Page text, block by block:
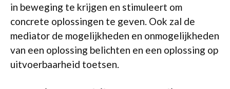
in beweging te krijgen en stimuleert om
concrete oplossingen te geven. Ook zal de
mediator de mogelijkheden en onmogelijkheden
van een oplossing belichten en een oplossing op
uitvoerbaarheid toetsen.